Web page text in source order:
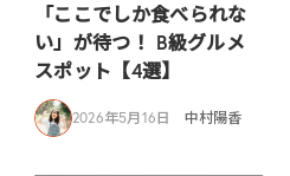
「ここでしか食べられな
い」が待つ！ B級グルメ
スポット【4選】
2026年5月16日 中村陽香